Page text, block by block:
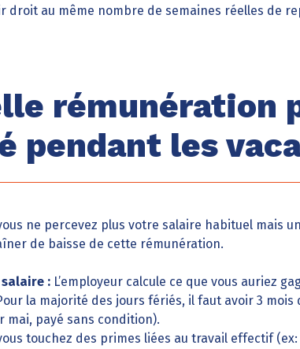
droit au même nombre de semaines réelles de
rémunération
pendant les
ne percevez plus votre salaire habituel mais
de baisse de cette rémunération.
: L’employeur calcule ce que vous auriez
la majorité des jours fériés, il faut avoir 3
mai, payé sans condition).
touchez des primes liées au travail effectif